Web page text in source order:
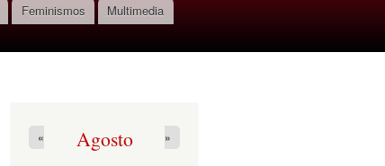
Feminismos
Multimedia
Agosto
« »